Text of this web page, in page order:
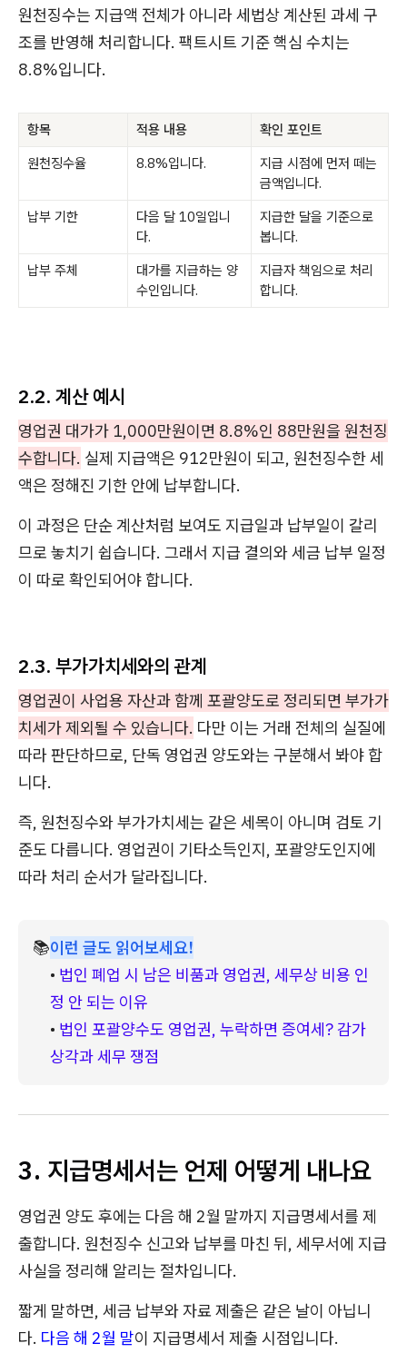
원천징수는 지급액 전체가 아니라 세법상 계산된 과세 구
조를 반영해 처리합니다. 팩트시트 기준 핵심 수치는
8.8%입니다.
항목 적용 내용
확인 포인트
원천징수율
8.8%입니다.
지급 시점에 먼저 떼는
금액입니다.
납부 기한
다음 달 10일입니
다.
지급한 달을 기준으로
봅니다.
납부 주체
대가를 지급하는 양
수인입니다.
지급자 책임으로 처리
합니다.
2.2. 계산 예시
영업권 대가가 1,000만원이면 8.8%인 88만원을 원천징
수합니다. 실제 지급액은 912만원이 되고, 원천징수한 세
액은 정해진 기한 안에 납부합니다.
이 과정은 단순 계산처럼 보여도 지급일과 납부일이 갈리
므로 놓치기 쉽습니다. 그래서 지급 결의와 세금 납부 일정
이 따로 확인되어야 합니다.
2.3. 부가가치세와의 관계
영업권이 사업용 자산과 함께 포괄양도로 정리되면 부가가
치세가 제외될 수 있습니다. 다만 이는 거래 전체의 실질에
따라 판단하므로, 단독 영업권 양도와는 구분해서 봐야 합
니다.
즉, 원천징수와 부가가치세는 같은 세목이 아니며 검토 기
준도 다릅니다. 영업권이 기타소득인지, 포괄양도인지에
따라 처리 순서가 달라집니다.
📚이런 글도 읽어보세요!
• 법인 폐업 시 남은 비품과 영업권, 세무상 비용 인
정 안 되는 이유
• 법인 포괄양수도 영업권, 누락하면 증여세? 감가
상각과 세무 쟁점
3. 지급명세서는 언제 어떻게 내나요
영업권 양도 후에는 다음 해 2월 말까지 지급명세서를 제
출합니다. 원천징수 신고와 납부를 마친 뒤, 세무서에 지급
사실을 정리해 알리는 절차입니다.
짧게 말하면, 세금 납부와 자료 제출은 같은 날이 아닙니
다. 다음 해 2월 말이 지급명세서 제출 시점입니다.